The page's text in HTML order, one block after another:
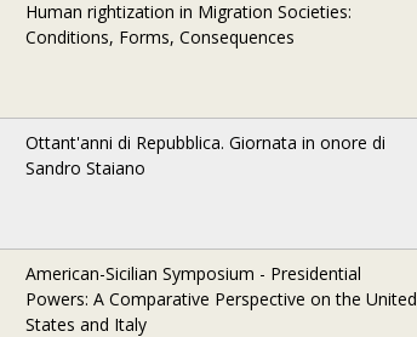
Human rightization in Migration Societies:
Conditions, Forms, Consequences
Ottant'anni di Repubblica. Giornata in onore di
Sandro Staiano
American-Sicilian Symposium - Presidential
Powers: A Comparative Perspective on the United
States and Italy